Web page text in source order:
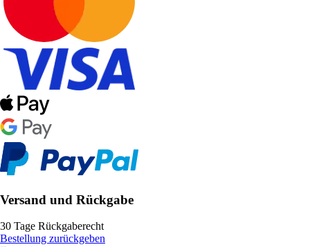
Versand und Rückgabe
30 Tage Rückgaberecht
Bestellung zurückgeben